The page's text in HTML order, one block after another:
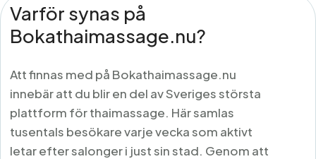
Varför synas på
Bokathaimassage.nu?
Att finnas med på Bokathaimassage.nu
innebär att du blir en del av Sveriges största
plattform för thaimassage. Här samlas
tusentals besökare varje vecka som aktivt
letar efter salonger i just sin stad. Genom att